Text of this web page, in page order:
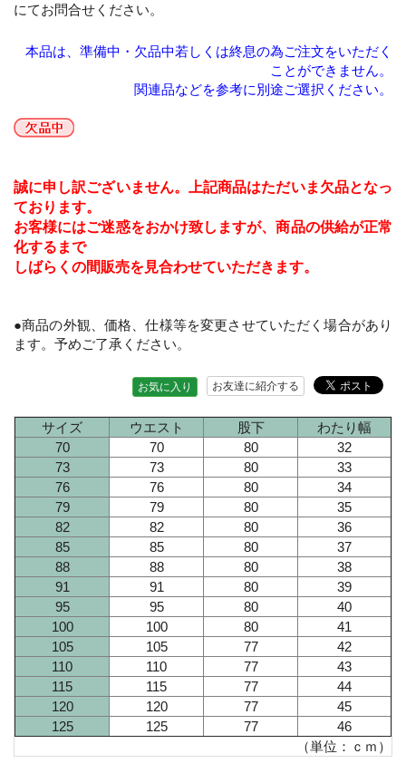
にてお問合せください。
本品は、準備中・欠品中若しくは終息の為ご注文をいただく
ことができません。
関連品などを参考に別途ご選択ください。
誠に申し訳ございません。上記商品はただいま欠品となっ
ております。
お客様にはご迷惑をおかけ致しますが、商品の供給が正常
化するまで
しばらくの間販売を見合わせていただきます。
●商品の外観、価格、仕様等を変更させていただく場合があり
ます。予めご了承ください。
お友達に紹介する
お気に入り
サイズ ウエスト 股下
わたり幅
70
70 80
32
73
73 80
33
76
76 80
34
79
79 80
35
82
82 80
36
85
85 80
37
88
88 80
38
91
91 80
39
95
95 80
40
100
100 80
41
105
105 77
42
110
110 77
43
115
115 77
44
120
120 77
45
125
125 77
46
（単位：ｃｍ）